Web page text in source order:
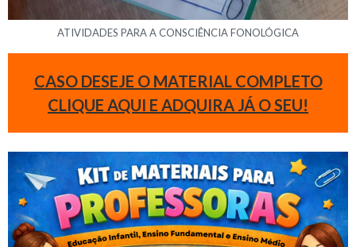
ATIVIDADES PARA A CONSCIÊNCIA FONOLÓGICA
CASO DESEJE O MATERIAL COMPLETO
CLIQUE AQUI E ADQUIRA JÁ O SEU!